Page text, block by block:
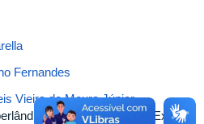
Fernandes
Vieira de Moura Júnior-
Centro de Ciências Exatas